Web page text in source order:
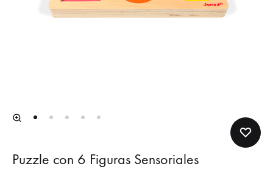
Puzzle con 6 Figuras Sensoriales